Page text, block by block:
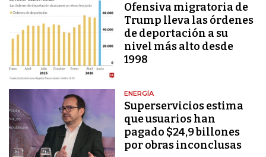
Ofensiva migratoria de
Trump lleva las órdenes
de deportación a su
nivel más alto desde
1998
ENERGÍA
Superservicios estima
que usuarios han
pagado $24,9 billones
por obras inconclusas